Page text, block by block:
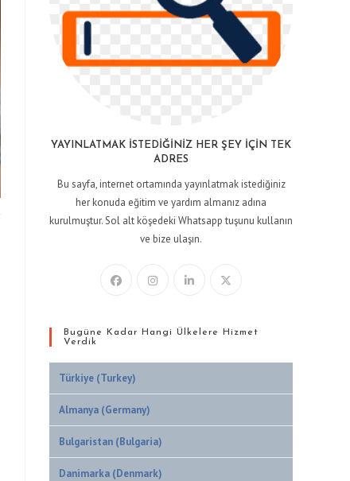
YAYINLATMAK İSTEDIĞINIZ HER ŞEY İÇIN TEK
ADRES
Bu sayfa, internet ortamında yayınlatmak istediğiniz
her konuda eğitim ve yardım almanız adına
kurulmuştur. Sol alt köşedeki Whatsapp tuşunu kullanın
ve bize ulaşın.
Bugüne Kadar Hangi Ülkelere Hizmet
Verdik
Türkiye (Turkey)
Almanya (Germany)
Bulgaristan (Bulgaria)
Danimarka (Denmark)